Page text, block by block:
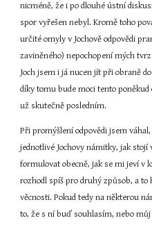
nicméně, že i po dlouhé ústní
spor vyřešen nebyl. Kromě toho
určité omyly v Jochově odpovědi
zaviněného) nepochopení mých
Joch jsem i já nucen jít při obraně
díky tomu bude moci tento
už skutečně posledním.
Při promýšlení odpovědi jsem
jednotlivé Jochovy námitky, jak
formulovat obecně, jak se mi jeví v
rozhodl spíš pro druhý způsob, a
věcnosti. Pokud tedy na některou
to, že s ní buď souhlasím, nebo